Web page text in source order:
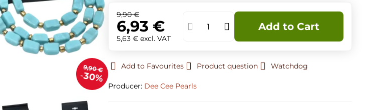
9,90 €
30%
9,90 €
6,93 €
5,63 €excl. VAT
Add to Cart
Add to Favourites Product question Watchdog
Producer: Dee Cee Pearls